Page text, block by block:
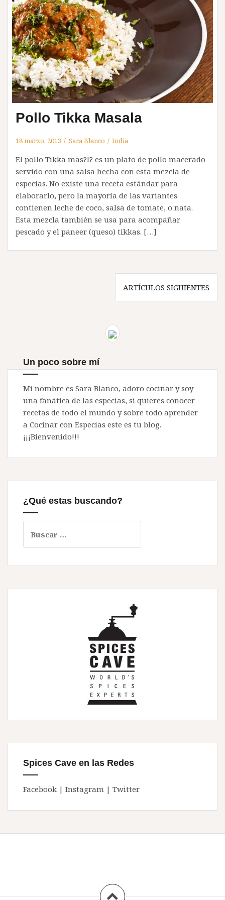
Pollo Tikka Masala
18 marzo, 2013 Sara Blanco India
El pollo Tikka mas?l? es un plato de pollo macerado
servido con una salsa hecha con esta mezcla de
especias. No existe una receta estándar para
elaborarlo, pero la mayoría de las variantes
contienen leche de coco, salsa de tomate, o nata.
Esta mezcla también se usa para acompañar
pescado y el paneer (queso) tikkas. […]
ARTÍCULOS SIGUIENTES
Un poco sobre mí
Mi nombre es Sara Blanco, adoro cocinar y soy
una fanática de las especias, si quieres conocer
recetas de todo el mundo y sobre todo aprender
a Cocinar con Especias este es tu blog.
¡¡¡Bienvenido!!!
¿Qué estas buscando?
Spices Cave en las Redes
Facebook | Instagram | Twitter